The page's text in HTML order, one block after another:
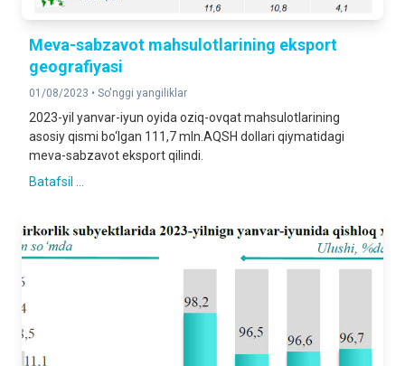
Meva-sabzavot mahsulotlarining eksport
geografiyasi
01/08/2023 • So'nggi yangiliklar
2023-yil yanvar-iyun oyida oziq-ovqat mahsulotlarining
asosiy qismi bo‘lgan 111,7 mln.AQSH dollari qiymatidagi
meva-sabzavot eksport qilindi.
Batafsil ...